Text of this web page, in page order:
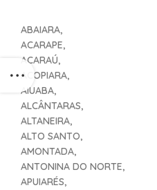
ABAIARA,
ACARAPE,
ACARAÚ,
ACOPIARA,
AIUABA,
ALCÂNTARAS,
ALTANEIRA,
ALTO SANTO,
AMONTADA,
ANTONINA DO NORTE,
APUIARÉS,